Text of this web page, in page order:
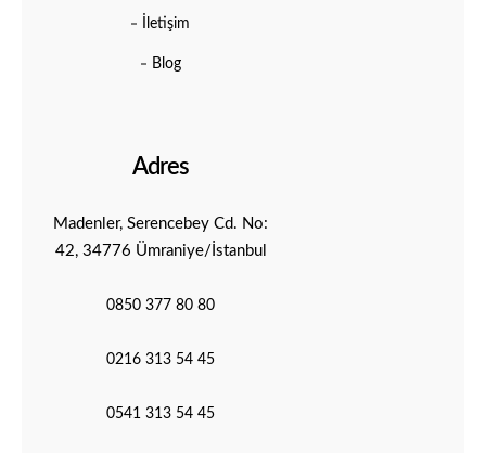
İletişim
Blog
Adres
Madenler, Serencebey Cd. No:
42, 34776 Ümraniye/İstanbul
0850 377 80 80
0216 313 54 45
0541 313 54 45